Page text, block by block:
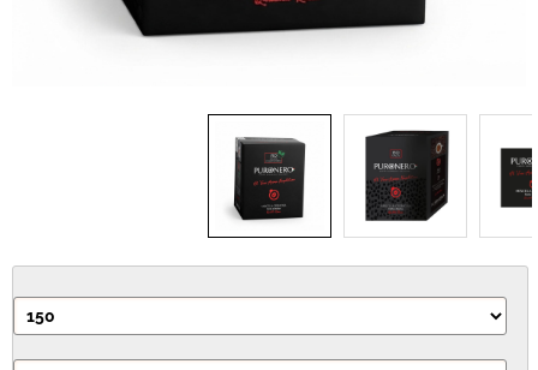
VINI
CANCELLERIA
NOVITÀ